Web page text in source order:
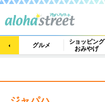
グルメ
ショッピング
おみやげ